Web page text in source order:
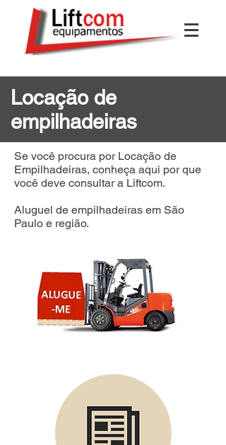
Locação de
empilhadeiras
Se você procura por Locação de
Empilhadeiras, conheça aqui por que
você deve consultar a Liftcom.
Aluguel de empilhadeiras em São
Paulo e região.